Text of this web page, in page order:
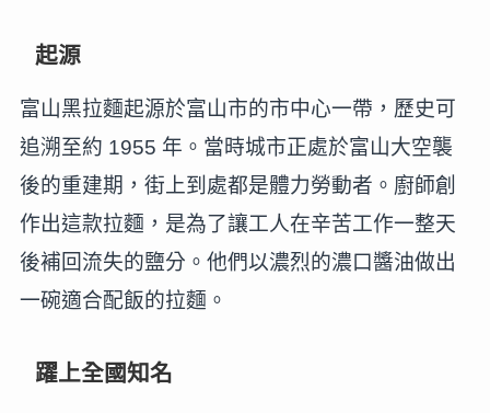
起源
富山黑拉麵起源於富山市的市中心一帶，歷史可
追溯至約 1955 年。當時城市正處於富山大空襲
後的重建期，街上到處都是體力勞動者。廚師創
作出這款拉麵，是為了讓工人在辛苦工作一整天
後補回流失的鹽分。他們以濃烈的濃口醬油做出
一碗適合配飯的拉麵。
躍上全國知名